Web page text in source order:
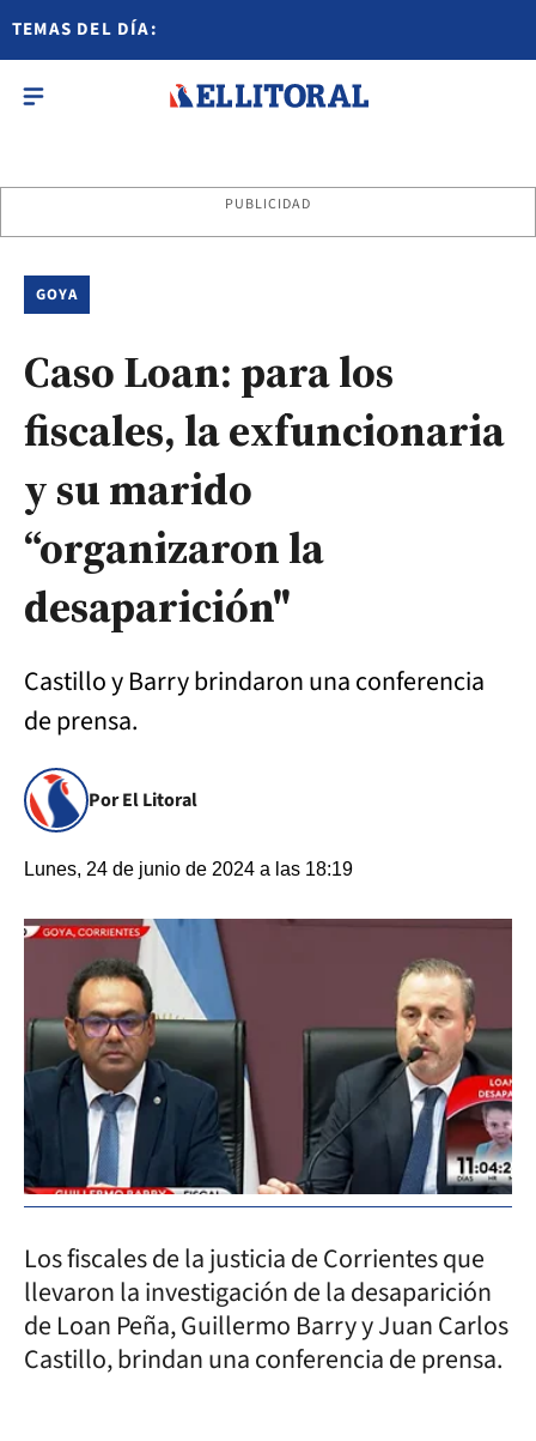
TEMAS DEL DÍA:
PUBLICIDAD
GOYA
Caso Loan: para los
fiscales, la exfuncionaria
y su marido
“organizaron la
desaparición"
Castillo y Barry brindaron una conferencia
de prensa.
Por El Litoral
Lunes, 24 de junio de 2024 a las 18:19
Los fiscales de la justicia de Corrientes que
llevaron la investigación de la desaparición
de Loan Peña, Guillermo Barry y Juan Carlos
Castillo, brindan una conferencia de prensa.